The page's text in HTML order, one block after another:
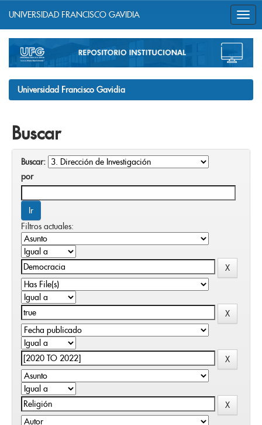
navigation
UNIVERSIDAD FRANCISCO GAVIDIA
Universidad Francisco Gavidia
Buscar
Buscar:
por
Filtros actuales: